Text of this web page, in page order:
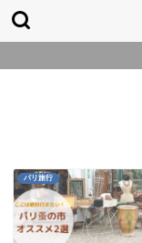
パリ旅行